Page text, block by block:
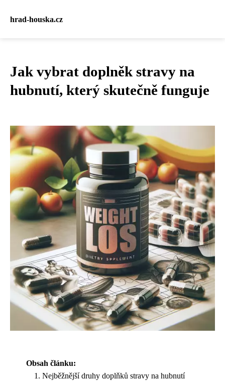
hrad-houska.cz
Jak vybrat doplněk stravy na
hubnutí, který skutečně funguje
Obsah článku:
Nejběžnější druhy doplňků stravy na hubnutí